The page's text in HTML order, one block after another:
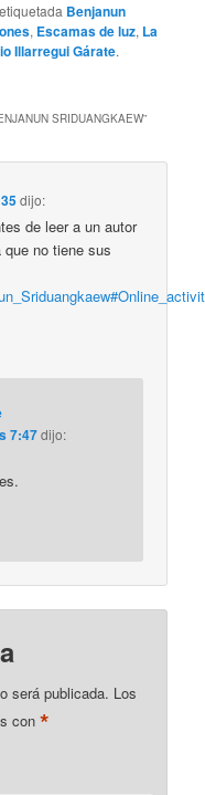
Benjanun
, Escamas de luz, La
Illarregui Gárate.
SRIDUANGKAEW”
dijo:
de leer a un autor
que no tiene sus
7:47dijo:
será publicada. Los
con*